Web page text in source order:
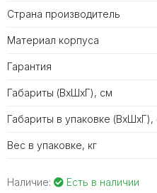
Страна производитель
Материал корпуса
Гарантия
Габариты (ВхШхГ), см
Габариты в упаковке (ВхШхГ),
Вес в упаковке, кг
Наличие: Есть в наличии